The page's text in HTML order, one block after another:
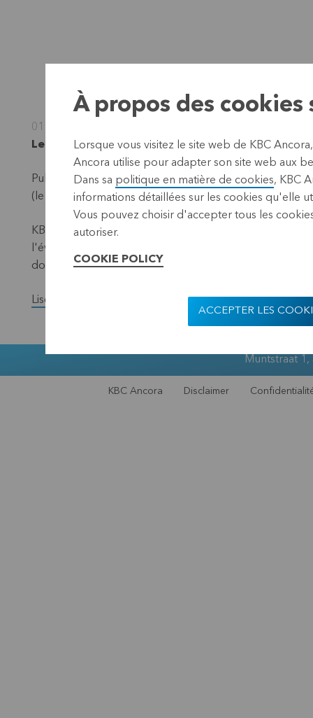
01 avril 2026
Leuven, 1 avril 2026 (17.40 CES T)
Publication conformément aux exigences de la loi sur
(le "dénominateur") – situation au 31 mars 2026.
KBC Ancora publie chaque mois sur son site web et
l'évolution du nombre total de titres avec droit de
données ont changé au cours du mois précédent.
Lisez la version complète du communiqué de presse.
Muntstraat
KBC Ancora Disclaimer
À propos des cookies
Lorsque vous visitez le site web de KBC
Ancora utilise pour adapter son site web aux
Dans sa politique en matière de cookies, KBC
informations détaillées sur les cookies qu'elle
Vous pouvez choisir d'accepter tous les
autoriser.
COOKIE POLICY
ACCEPTER LES